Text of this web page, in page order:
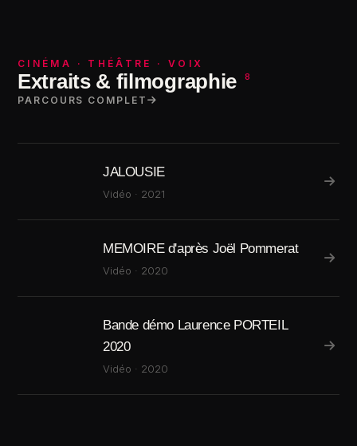
CINÉMA · THÉÂTRE · VOIX
Extraits & filmographie 8
PARCOURS COMPLET
JALOUSIE
Vidéo · 2021
MEMOIRE d'après Joël Pommerat
Vidéo · 2020
Bande démo Laurence PORTEIL
2020
Vidéo · 2020